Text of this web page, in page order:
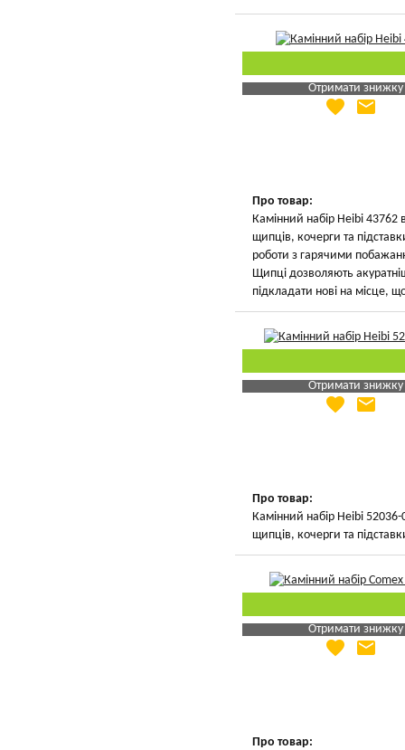
Отримати знижку
Яка Ваша ціна
favorite email
Про товар:
Камінний набір Heibi 43762
щипців, кочерги та
роботи з гарячими
Щипці дозволяють
підкладати нові на місце,
Отримати знижку
Яка Ваша ціна
favorite email
Про товар:
Камінний набір Heibi
щипців, кочерги та
Отримати знижку
Яка Ваша ціна
favorite email
Про товар: